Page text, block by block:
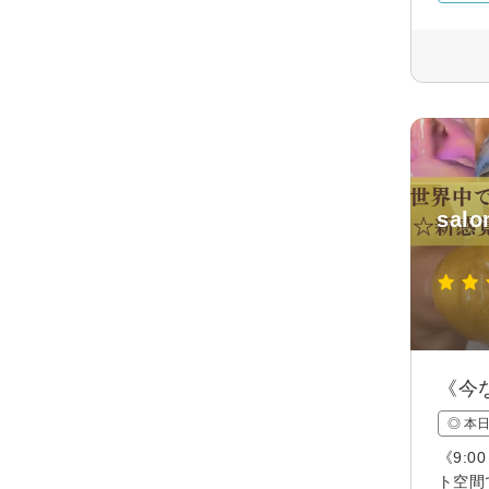
《
◎ 本
《
ト空